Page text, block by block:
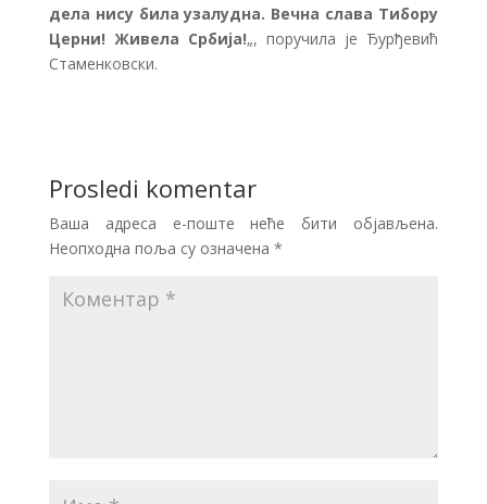
дела нису била узалудна. Вечна слава Тибору
Церни! Живела Србија!„, поручила је Ђурђевић
Стаменковски.
Prosledi komentar
Ваша адреса е-поште неће бити објављена.
Неопходна поља су означена *